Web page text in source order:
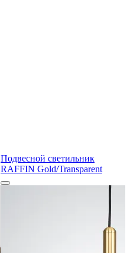
Подвесной светильник
RAFFIN Gold/Transparent